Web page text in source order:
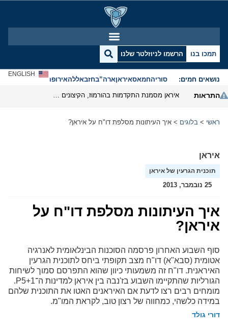
תמכו בנו הרשמו לניוזלטר שלנו
נושאים חמים: סוריהחמאסאיראןארה”בחזבאללהאירופהאנטישמיות
ENGLISH
התראות
ראשי > בלוגים > איך העיתונות מסלפת דו"ח על איראן?
איראן
תוכנית הגרעין של איראן
25 נובמבר, 2013
איך העיתונות מסלפת דו"ח על
איראן?
סוף השבוע האחרון פרסמה הסוכנות הבינלאומית לאנרגיה
אטומית (סבא"א) דו"ח מצב תקופתי ביחס לתוכנית הגרעין
האיראנית. דו"ח זה משמעותי כיוון שהוא התפרסם סמוך לשיחות
הגורליות שהתקיימו השבוע בז'נבה בין איראן למדינות ה־P5+1.
מומחים רבים רצו לדעת אם האיראנים האטו את התוכנית שלהם
במידה כלשהי, כמחווה של רצון טוב, לקראת המו"מ.
דורי גולד